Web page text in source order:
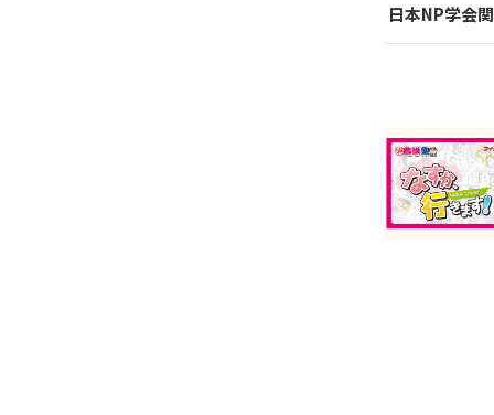
日本NP学会